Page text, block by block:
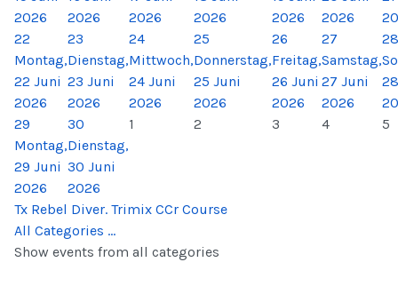
2026
2026
2026
2026
2026
2026
22
Montag,
22 Juni
2026
23
Dienstag,
23 Juni
2026
24
Mittwoch,
24 Juni
2026
25
Donnerstag,
25 Juni
2026
26
Freitag,
26 Juni
2026
27
Samstag,
27 Juni
2026
28
29
Montag,
29 Juni
2026
30
Dienstag,
30 Juni
2026
1 2 3 4 5
Tx Rebel Diver. Trimix CCr Course
All Categories ...
Show events from all categories